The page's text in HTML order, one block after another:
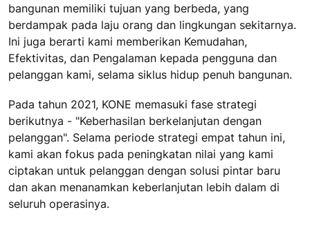
bangunan memiliki tujuan yang berbeda, yang
berdampak pada laju orang dan lingkungan sekitarnya.
Ini juga berarti kami memberikan Kemudahan,
Efektivitas, dan Pengalaman kepada pengguna dan
pelanggan kami, selama siklus hidup penuh bangunan.
Pada tahun 2021, KONE memasuki fase strategi
berikutnya - "Keberhasilan berkelanjutan dengan
pelanggan". Selama periode strategi empat tahun ini,
kami akan fokus pada peningkatan nilai yang kami
ciptakan untuk pelanggan dengan solusi pintar baru
dan akan menanamkan keberlanjutan lebih dalam di
seluruh operasinya.